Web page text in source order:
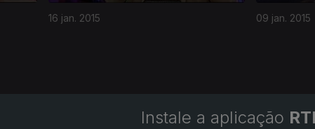
16 jan. 2015 09 jan. 2015
Instale a aplicação